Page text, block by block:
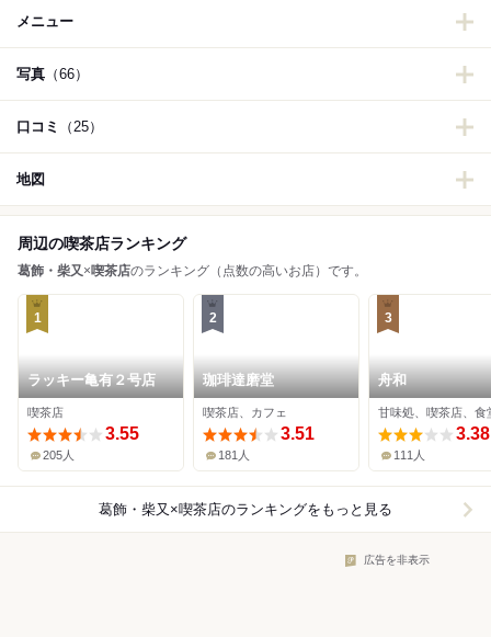
メニュー
写真 （66）
口コミ （25）
地図
周辺の喫茶店ランキング
葛飾・柴又×喫茶店のランキング（点数の高いお店）です。
1
ラッキー亀有２号店
喫茶店
3.55
205人
2
珈琲達磨堂
喫茶店、カフェ
3.51
181人
3
舟和
甘味処、喫茶店、食
3.38
111人
葛飾・柴又×喫茶店のランキングをもっと見る
広告を非表示